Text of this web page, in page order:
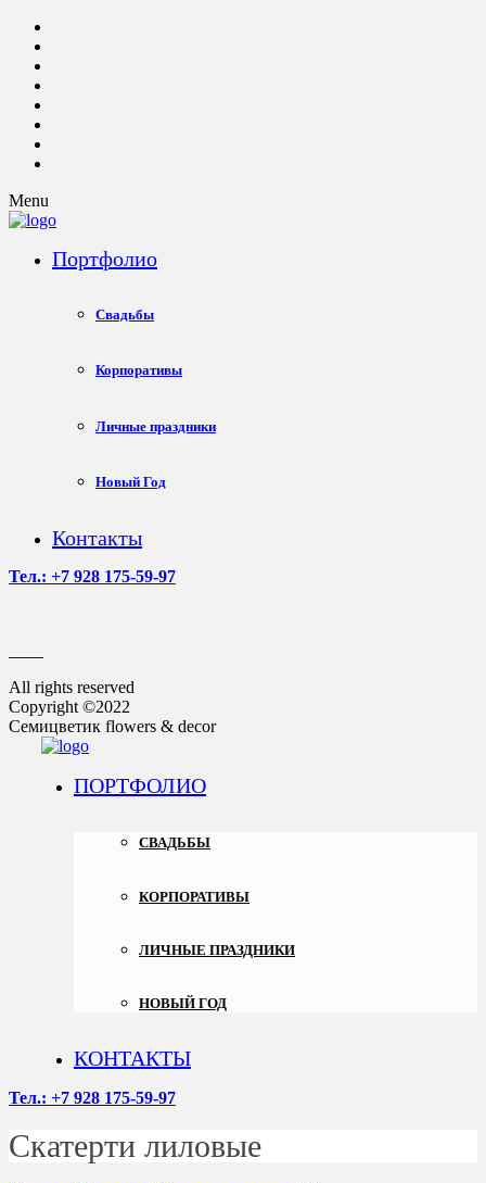
Menu
Портфолио
Свадьбы
Корпоративы
Личные праздники
Новый Год
Контакты
Тел.: +7 928 175-59-97
All rights reserved
Copyright ©2022
Семицветик flowers & decor
ПОРТФОЛИО
СВАДЬБЫ
КОРПОРАТИВЫ
ЛИЧНЫЕ ПРАЗДНИКИ
НОВЫЙ ГОД
КОНТАКТЫ
Тел.: +7 928 175-59-97
Скатерти лиловые